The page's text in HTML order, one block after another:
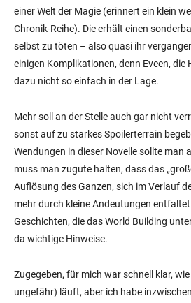
einer Welt der Magie (erinnert ein klein
Chronik-Reihe). Die erhält einen
selbst zu töten – also quasi ihr
einigen Komplikationen, denn Eveen,
dazu nicht so einfach in der Lage.
Mehr soll an der Stelle auch gar nicht
sonst auf zu starkes Spoilerterrain
Wendungen in dieser Novelle sollte man
muss man zugute halten, dass das
Auflösung des Ganzen, sich im Verlauf
mehr durch kleine Andeutungen
Geschichten, die das World Building
da wichtige Hinweise.
Zugegeben, für mich war schnell klar,
ungefähr) läuft, aber ich habe